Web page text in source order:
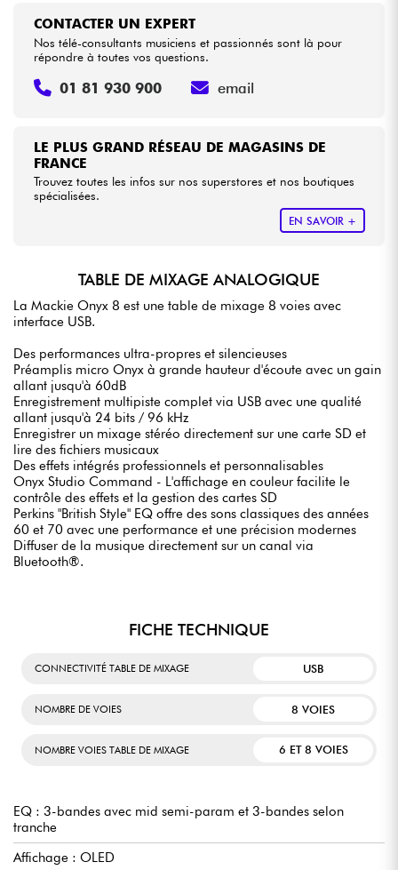
LE PLUS GRAND RÉSEAU DE MAGASINS DE
FRANCE
Trouvez toutes les infos sur nos superstores et nos boutiques
spécialisées.
EN SAVOIR +
CONTACTER UN EXPERT
Nos télé-consultants musiciens et passionnés sont là pour
répondre à toutes vos questions.
01 81 930 900 email
TABLE DE MIXAGE ANALOGIQUE
La Mackie Onyx 8 est une table de mixage 8 voies avec
interface USB.
Des performances ultra-propres et silencieuses
Préamplis micro Onyx à grande hauteur d'écoute avec un gain
allant jusqu'à 60dB
Enregistrement multipiste complet via USB avec une qualité
allant jusqu'à 24 bits / 96 kHz
Enregistrer un mixage stéréo directement sur une carte SD et
lire des fichiers musicaux
Des effets intégrés professionnels et personnalisables
Onyx Studio Command - L'affichage en couleur facilite le
contrôle des effets et la gestion des cartes SD
Perkins "British Style" EQ offre des sons classiques des années
60 et 70 avec une performance et une précision modernes
Diffuser de la musique directement sur un canal via
Bluetooth®.
FICHE TECHNIQUE
CONNECTIVITÉ TABLE DE MIXAGE USB
NOMBRE DE VOIES 8 VOIES
NOMBRE VOIES TABLE DE MIXAGE 6 ET 8 VOIES
EQ : 3-bandes avec mid semi-param et 3-bandes selon
tranche
Affichage : OLED